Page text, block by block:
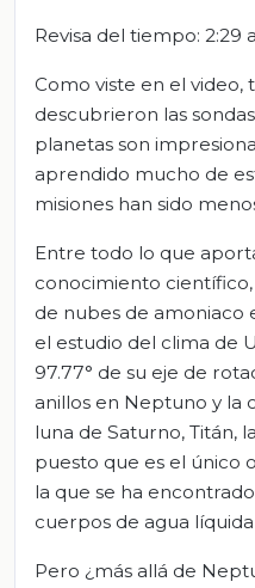
Revisa del tiempo: 2:29
Como viste en el video,
descubrieron las
planetas son
aprendido mucho de
misiones han sido
Entre todo lo que
conocimiento
de nubes de amoniaco
el estudio del clima de
97.77° de su eje de
anillos en Neptuno y la
luna de Saturno, Titán,
puesto que es el único
la que se ha
cuerpos de agua
Pero ¿más allá de